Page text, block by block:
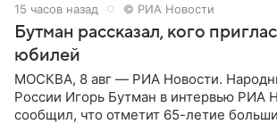
15 часов назад © РИА Новости
Бутман рассказал, кого
юбилей
МОСКВА, 8 авг — РИА Новости.
России Игорь Бутман в интервью РИА
сообщил, что отметит 65-летие